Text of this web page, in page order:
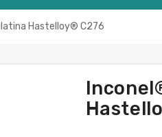
Hastelloy® C276